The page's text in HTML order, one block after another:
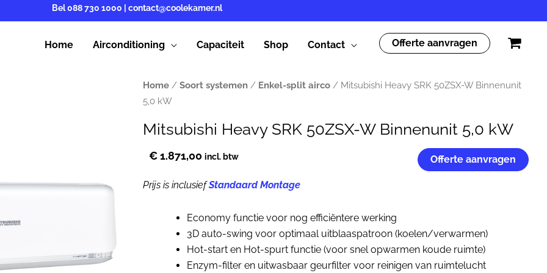
Bel088 730 1000 contact@coolekamer.nl
Home Airconditioning Capaciteit Shop Contact Offerte aanvragen
Home / Soort systemen / Enkel-split airco / Mitsubishi Heavy SRK 50ZSX-W Binnenunit
5,0 kW
Mitsubishi Heavy SRK 50ZSX-W Binnenunit 5,0 kW
€1.871,00 incl. btw Offerte aanvragen
Prijs is inclusiefStandaard Montage
Economy functie voor nog efficiëntere werking
3D auto-swing voor optimaal uitblaaspatroon (koelen/verwarmen)
Hot-start en Hot-spurt functie (voor snel opwarmen koude ruimte)
Enzym-filter en uitwasbaar geurfilter voor reinigen van ruimtelucht